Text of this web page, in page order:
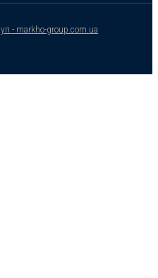
- markho-group.com.ua